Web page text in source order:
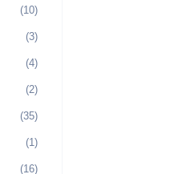
(10)
(3)
(4)
(2)
(35)
(1)
(16)